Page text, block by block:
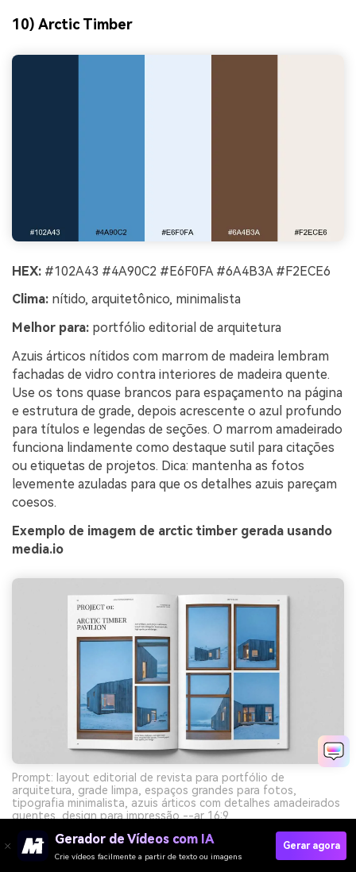
10) Arctic Timber
HEX: #102A43 #4A90C2 #E6F0FA #6A4B3A #F2ECE6
Clima: nítido, arquitetônico, minimalista
Melhor para: portfólio editorial de arquitetura
Azuis árticos nítidos com marrom de madeira lembram
fachadas de vidro contra interiores de madeira quente.
Use os tons quase brancos para espaçamento na página
e estrutura de grade, depois acrescente o azul profundo
para títulos e legendas de seções. O marrom amadeirado
funciona lindamente como destaque sutil para citações
ou etiquetas de projetos. Dica: mantenha as fotos
levemente azuladas para que os detalhes azuis pareçam
coesos.
Exemplo de imagem de arctic timber gerada usando
media.io
Prompt: layout editorial de revista para portfólio de
arquitetura, grade limpa, espaços grandes para fotos,
tipografia minimalista, azuis árticos com detalhes amadeirados
quentes, design para impressão --ar 16:9
Crie Visuais De Paleta Marrom Azul Com IA Grátis
Gerador de Vídeos com IA
Crie vídeos facilmente a partir de texto ou imagens
Gerar agora